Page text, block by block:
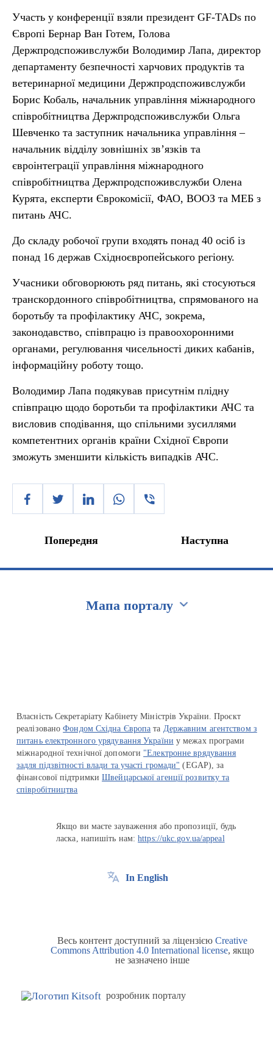
Участь у конференції взяли президент GF-TADs по
Європі Бернар Ван Готем, Голова
Держпродспоживслужби Володимир Лапа, директор
департаменту безпечності харчових продуктів та
ветеринарної медицини Держпродспоживслужби
Борис Кобаль, начальник управління міжнародного
співробітництва Держпродспоживслужби Ольга
Шевченко та заступник начальника управління –
начальник відділу зовнішніх зв’язків та
євроінтеграції управління міжнародного
співробітництва Держпродспоживслужби Олена
Курята, експерти Єврокомісії, ФАО, ВООЗ та МЕБ з
питань АЧС.
До складу робочої групи входять понад 40 осіб із
понад 16 держав Східноєвропейського регіону.
Учасники обговорюють ряд питань, які стосуються
транскордонного співробітництва, спрямованого на
боротьбу та профілактику АЧС, зокрема,
законодавство, співпрацю із правоохоронними
органами, регулювання чисельності диких кабанів,
інформаційну роботу тощо.
Володимир Лапа подякував присутнім плідну
співпрацю щодо боротьби та профілактики АЧС та
висловив сподівання, що спільними зусиллями
компетентних органів країни Східної Європи
зможуть зменшити кількість випадків АЧС.
Попередня Наступна
Мапа порталу
Власність Секретаріату Кабінету Міністрів України. Проєкт
реалізованоФондом Східна Європа та Державним агентством з
питань електронного урядування України у межах програми
міжнародної технічної допомоги "Електронне врядування
задля підзвітності влади та участі громади" (EGAP), за
фінансової підтримкиШвейцарської агенції розвитку та
співробітництва
Якщо ви маєте зауваження або пропозиції, будь
ласка, напишіть нам:https://ukc.gov.ua/appeal
In English
Весь контент доступний за ліцензією Creative
Commons Attribution 4.0 International license, якщо
не зазначено інше
розробник порталу